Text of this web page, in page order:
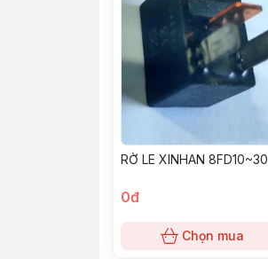
RỜ LE XINHAN 8FD10~30
0đ
Chọn mua